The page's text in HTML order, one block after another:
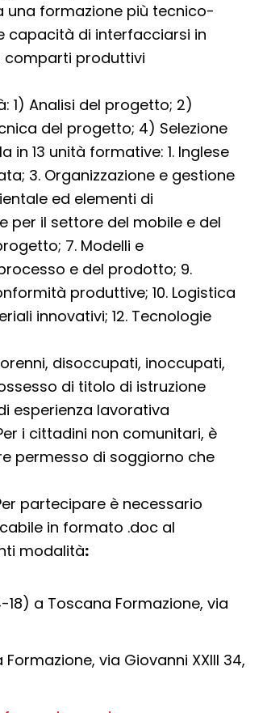
una formazione più tecnico-
capacità di interfacciarsi in
comparti produttivi
1) Analisi del progetto; 2)
del progetto; 4) Selezione
13 unità formative: 1. Inglese
3. Organizzazione e gestione
ed elementi di
per il settore del mobile e del
7. Modelli e
e del prodotto; 9.
produttive; 10. Logistica
innovativi; 12. Tecnologie
disoccupati, inoccupati,
di titolo di istruzione
esperienza lavorativa
i cittadini non comunitari, è
permesso di soggiorno che
partecipare è necessario
in formato .doc al
modalità:
18) a Toscana Formazione, via
via Giovanni XXIII 34,